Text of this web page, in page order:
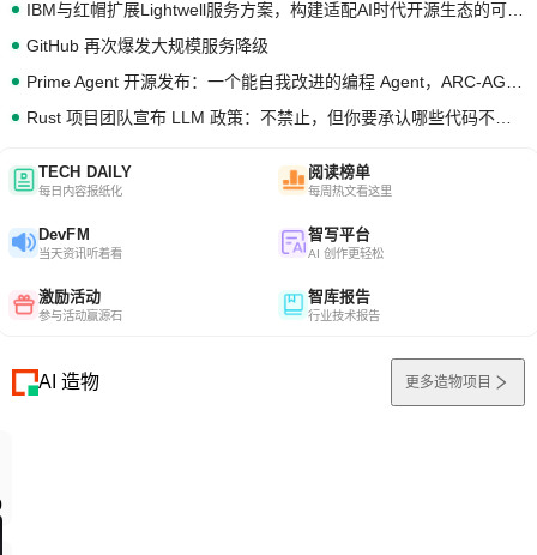
GitHub 再次爆发大规模服务降级
TECH DAILY
每日内容报纸化
阅读榜单
每周热文看这里
DevFM
当天资讯听着看
智写平台
AI 创作更轻松
激励活动
参与活动赢源石
智库报告
行业技术报告
AI 造物 更多造物项目